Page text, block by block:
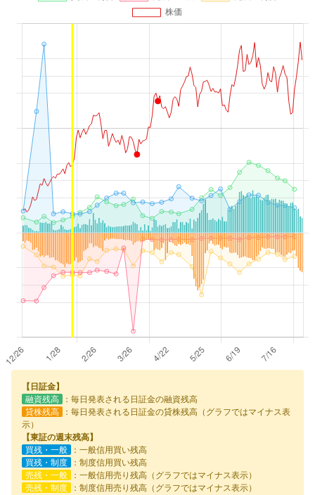
【日証金】
融資残高
：毎日発表される日証金の融資残高
貸株残高
：毎日発表される日証金の貸株残高（グラフではマイナス表
示）
【東証の週末残高】
買残・一般
：一般信用買い残高
買残・制度
：制度信用買い残高
売残・一般
：一般信用売り残高（グラフではマイナス表示）
売残・制度
：制度信用売り残高（グラフではマイナス表示）